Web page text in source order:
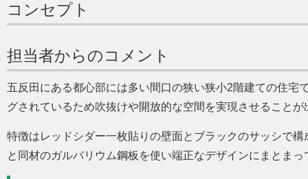
コンセプト
担当者からのコメント
五反田にある都心部には多い間口の狭い狭小2階建ての住宅
グされているため吹抜けや開放的な空間を実現させることが
特徴はレッドシダー一枚貼りの壁面とブラックのサッシで
と同材のガルバリウム鋼板を使い端正なデザインにまとまっ